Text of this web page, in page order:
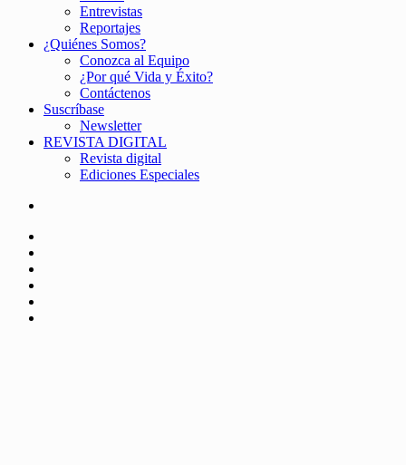
Entrevistas
Reportajes
¿Quiénes Somos?
Conozca al Equipo
¿Por qué Vida y Éxito?
Contáctenos
Suscríbase
Newsletter
REVISTA DIGITAL
Revista digital
Ediciones Especiales